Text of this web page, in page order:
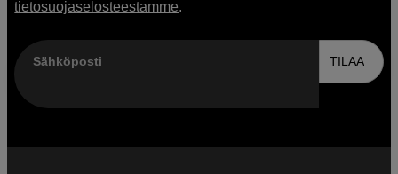
tietosuojaselosteestamme.
Sähköposti TILAA